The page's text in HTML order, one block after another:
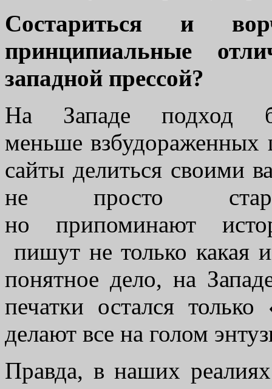
Состариться и
принципиальные
западной прессой?
На Западе подход
меньше взбудораженных
сайты делиться своими
не просто
но припоминают
пишут не только какая
понятное дело, на
печатки остался
делают все на голом
Правда, в наших